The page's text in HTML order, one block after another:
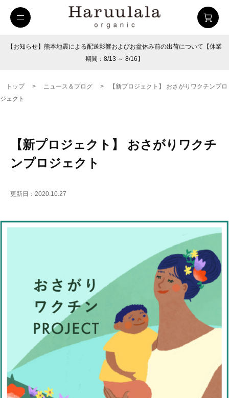
【お知らせ】熊本地震による配送影響およびお盆休み前の出荷について【休業
期間：8/13 ～ 8/16】
トップ > ニュース＆ブログ >
【新プロジェクト】 おさがりワクチンプロ
ジェクト
【新プロジェクト】 おさがりワクチ
ンプロジェクト
更新日：2020.10.27